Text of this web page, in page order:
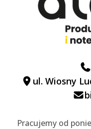
ul. Wiosny
Pracujemy od